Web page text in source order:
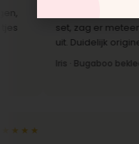
set, zag er meteen
uit. Duidelijk origineel
Iris · Bugaboo bekleding